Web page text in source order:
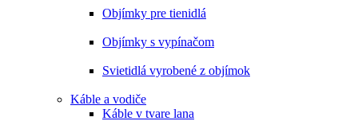
Objímky pre tienidlá
Objímky s vypínačom
Svietidlá vyrobené z objímok
Káble a vodiče
Káble v tvare lana